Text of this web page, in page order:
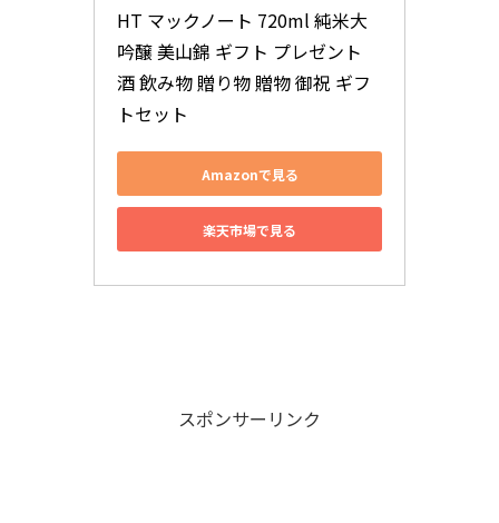
HT マックノート 720ml 純米大
吟醸 美山錦 ギフト プレゼント
酒 飲み物 贈り物 贈物 御祝 ギフ
トセット
Amazonで見る
楽天市場で見る
スポンサーリンク